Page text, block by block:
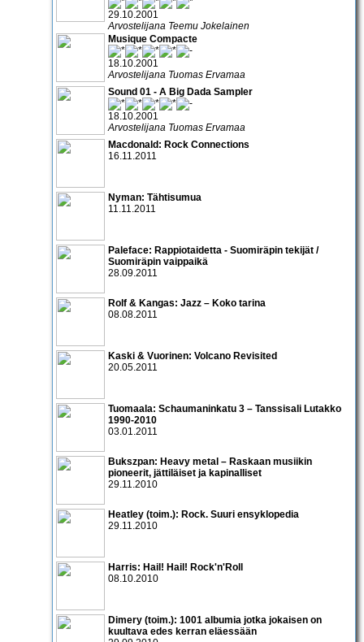
29.10.2001
Arvostelijana Teemu Jokelainen
Musique Compacte
18.10.2001
Arvostelijana Tuomas Ervamaa
Sound 01 - A Big Dada Sampler
18.10.2001
Arvostelijana Tuomas Ervamaa
Macdonald: Rock Connections
16.11.2011
Nyman: Tähtisumua
11.11.2011
Paleface: Rappiotaidetta - Suomiräpin tekijät /
Suomiräpin vaippaikä
28.09.2011
Rolf & Kangas: Jazz – Koko tarina
08.08.2011
Kaski & Vuorinen: Volcano Revisited
20.05.2011
Tuomaala: Schaumaninkatu 3 – Tanssisali Lutakko
1990­-2010
03.01.2011
Bukszpan: Heavy metal – Raskaan musiikin
pioneerit, jättiläiset ja kapinalliset
29.11.2010
Heatley (toim.): Rock. Suuri ensyklopedia
29.11.2010
Harris: Hail! Hail! Rock'n'Roll
08.10.2010
Dimery (toim.): 1001 albumia jotka jokaisen on
kuultava edes kerran eläessään